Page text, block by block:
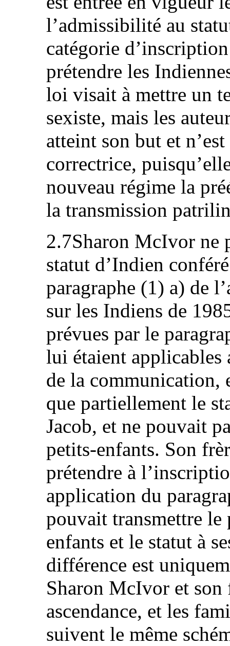
l’admissibilité au
catégorie
prétendre les
loi visait à mettre un
sexiste, mais les
atteint son but et
correctrice,
nouveau régime la
la transmission
2.7Sharon McIvor ne
statut d’Indien
paragraphe (1) a) de
sur les Indiens de
prévues par le
lui étaient applicables
de la communication,
que partiellement le
Jacob, et ne pouvait
petits‑enfants. Son
prétendre à
application du
pouvait transmettre le
enfants et le statut à
différence est
Sharon McIvor et son
ascendance, et les
suivent le même